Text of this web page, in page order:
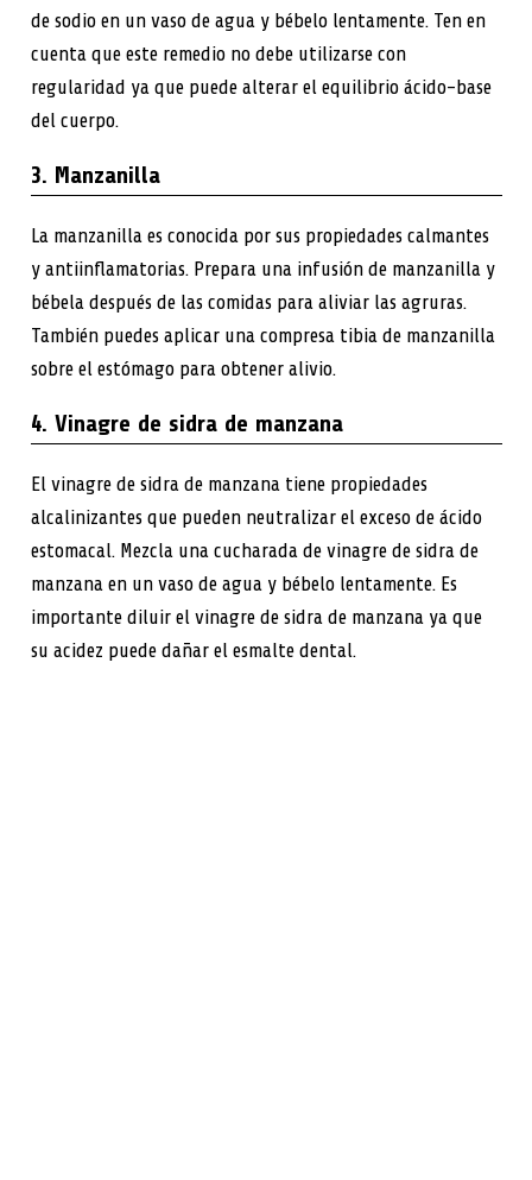
de sodio en un vaso de agua y bébelo lentamente. Ten en
cuenta que este remedio no debe utilizarse con
regularidad ya que puede alterar el equilibrio ácido-base
del cuerpo.
3. Manzanilla
La manzanilla es conocida por sus propiedades calmantes
y antiinflamatorias. Prepara una infusión de manzanilla y
bébela después de las comidas para aliviar las agruras.
También puedes aplicar una compresa tibia de manzanilla
sobre el estómago para obtener alivio.
4. Vinagre de sidra de manzana
El vinagre de sidra de manzana tiene propiedades
alcalinizantes que pueden neutralizar el exceso de ácido
estomacal. Mezcla una cucharada de vinagre de sidra de
manzana en un vaso de agua y bébelo lentamente. Es
importante diluir el vinagre de sidra de manzana ya que
su acidez puede dañar el esmalte dental.